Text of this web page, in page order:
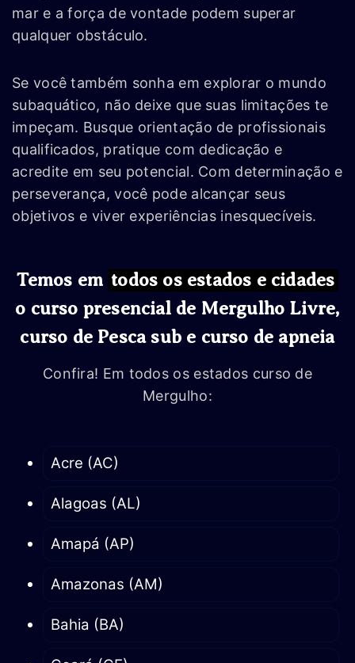
mar e a força de vontade podem superar
qualquer obstáculo.
Se você também sonha em explorar o mundo
subaquático, não deixe que suas limitações te
impeçam. Busque orientação de profissionais
qualificados, pratique com dedicação e
acredite em seu potencial. Com determinação e
perseverança, você pode alcançar seus
objetivos e viver experiências inesquecíveis.
Temos em todos os estados e cidades
o curso presencial de Mergulho Livre,
curso de Pesca sub e curso de apneia
Confira! Em todos os estados curso de
Mergulho:
Acre (AC)
Alagoas (AL)
Amapá (AP)
Amazonas (AM)
Bahia (BA)